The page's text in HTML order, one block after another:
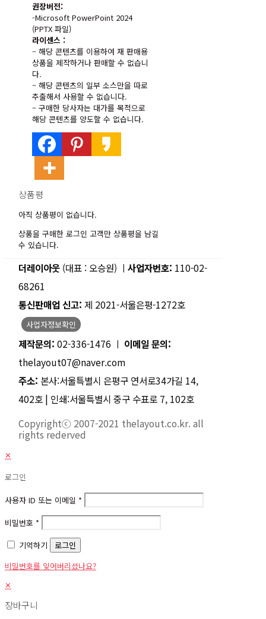
권장버전:
-Microsoft PowerPoint 2024
(PPTX 파일)
라이센스 :
– 해당 콘텐츠를 이용하여 재 판매용
상품을 제작하거나 판매할 수 없습니
다.
– 해당 콘텐츠의 일부 소스만을 따로
추출해서 사용할 수 없습니다.
– 구매한 당사자는 대가를 목적으로
해당 콘텐츠를 양도할 수 없습니다.
상품평
아직 상품평이 없습니다.
상품을 구매한 로그인 고객만 상품평을 남길
수 있습니다.
더레이아웃 (대표 : 오승원) ㅣ 사업자번호: 110-02-
68261
통신판매업 신고: 제 2021-서울은평-1272호
사업자정보확인
제작문의: 02-336-1476 ㅣ 이메일 문의:
thelayout07@naver.com
주소: 본사:서울특별시 은평구 연서로34가길 14,
402호 | 인쇄:서울특별시 중구 수표로 7, 102호
Copyrightⓒ 2007-2021 thelayout.co.kr. all
rights rederved
✕
로그인
사용자 ID 또는 이메일 *
비밀번호 *
기억하기
로그인
비밀번호를 잊어버리셨나요?
✕
장바구니